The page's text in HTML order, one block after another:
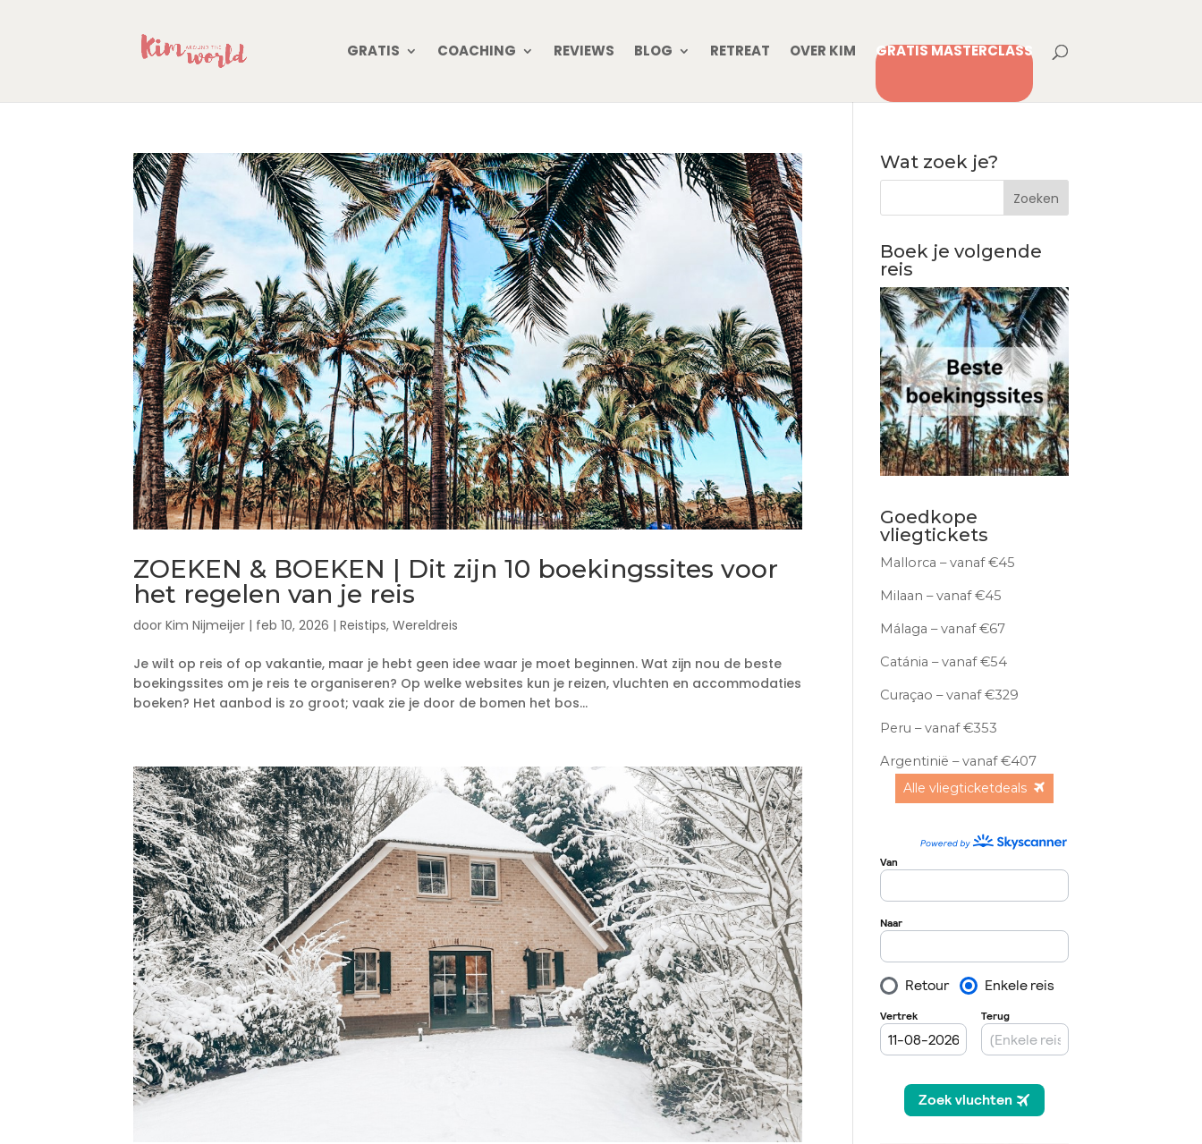
GRATIS COACHING REVIEWS BLOG RETREAT OVER KIM GRATIS MASTERCLASS
ZOEKEN & BOEKEN | Dit zijn 10 boekingssites voor
het regelen van je reis
door Kim Nijmeijer | feb 10, 2026 | Reistips, Wereldreis
Je wilt op reis of op vakantie, maar je hebt geen idee waar je moet beginnen. Wat zijn nou de beste
boekingssites om je reis te organiseren? Op welke websites kun je reizen, vluchten en accommodaties
boeken? Het aanbod is zo groot; vaak zie je door de bomen het bos...
Wat zoek je?
Boek je volgende
reis
Goedkope
vliegtickets
Mallorca – vanaf €45
Milaan – vanaf €45
Málaga – vanaf €67
Catánia – vanaf €54
Curaçao – vanaf €329
Peru – vanaf €353
Argentinië – vanaf €407
Alle vliegticketdeals